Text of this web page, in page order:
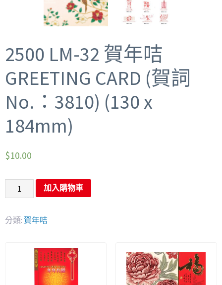
2500 LM-32 賀年咭
GREETING CARD (賀詞
No.：3810) (130 x
184mm)
$10.00
加入購物車
分類: 賀年咭